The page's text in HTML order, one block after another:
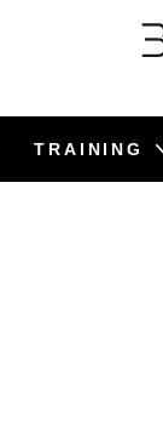
TRAINING